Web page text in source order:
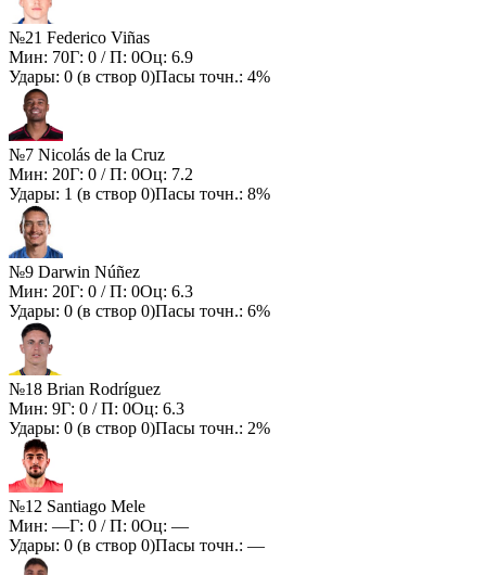
№21 Federico Viñas
Мин: 70Г: 0 / П: 0Оц: 6.9
Удары: 0 (в створ 0)Пасы точн.: 4%
№7 Nicolás de la Cruz
Мин: 20Г: 0 / П: 0Оц: 7.2
Удары: 1 (в створ 0)Пасы точн.: 8%
№9 Darwin Núñez
Мин: 20Г: 0 / П: 0Оц: 6.3
Удары: 0 (в створ 0)Пасы точн.: 6%
№18 Brian Rodríguez
Мин: 9Г: 0 / П: 0Оц: 6.3
Удары: 0 (в створ 0)Пасы точн.: 2%
№12 Santiago Mele
Мин: —Г: 0 / П: 0Оц: —
Удары: 0 (в створ 0)Пасы точн.: —